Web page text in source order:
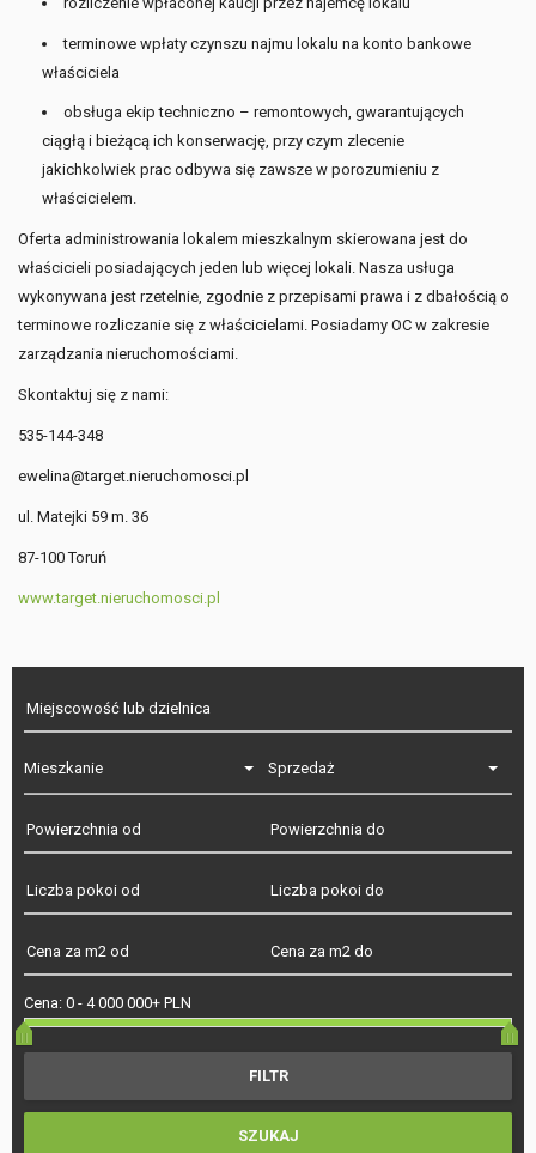
terminowe wpłaty czynszu najmu lokalu na konto bankowe
właściciela
obsługa ekip techniczno – remontowych, gwarantujących
ciągłą i bieżącą ich konserwację, przy czym zlecenie
jakichkolwiek prac odbywa się zawsze w porozumieniu z
właścicielem.
Oferta administrowania lokalem mieszkalnym skierowana jest do
właścicieli posiadających jeden lub więcej lokali. Nasza usługa
wykonywana jest rzetelnie, zgodnie z przepisami prawa i z dbałością o
terminowe rozliczanie się z właścicielami. Posiadamy OC w zakresie
zarządzania nieruchomościami.
Skontaktuj się z nami:
535-144-348
ewelina@target.nieruchomosci.pl
ul. Matejki 59 m. 36
87-100 Toruń
www.target.nieruchomosci.pl
Mieszkanie Sprzedaż
Cena: 0 - 4 000 000+ PLN